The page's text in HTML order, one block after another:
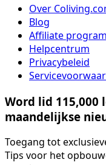
Over
Blog
Affiliate
Helpcentrum
Privacybeleid
Word lid 115,000
maandelijkse
Toegang tot
Tips voor het